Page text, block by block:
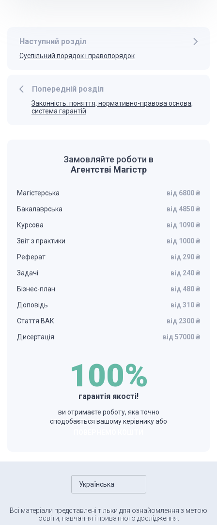
Попередній розділ
Законність: поняття, нормативно-правова основа,
система гарантій
Наступний розділ
Суспільний порядок і правопорядок
Замовляйте роботи в
Агентстві Магістр
Магістерська від 6800 ₴
Бакалаврська від 4850 ₴
Курсова від 1090 ₴
Звіт з практики від 1000 ₴
Реферат від 290 ₴
Задачі від 240 ₴
Бізнес-план від 480 ₴
Доповідь від 310 ₴
Стаття ВАК від 2300 ₴
Дисертація від 57000 ₴
100%
гарантія якості!
ви отримаєте роботу, яка точно
сподобається вашому керівнику або
Українська
Всі матеріали представлені тільки для ознайомлення з метою
освіти, навчання і приватного дослідження.